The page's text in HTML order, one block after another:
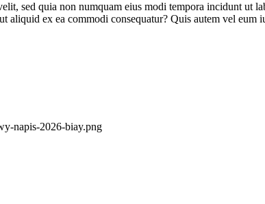
sed quia non numquam eius modi tempora incidunt ut
ex ea commodi consequatur? Quis autem vel eum